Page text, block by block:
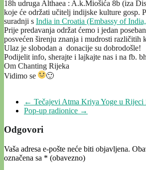
18h udruga Althaea : A.k.Miošića 8b (iza
koje će održati učitelj indijske kulture gosp.
suradnji s India in Croatia (Embassy of
Prije predavanja održat ćemo i jedan
posvećen širenju znanja i mudrosti različitih
Ulaz je slobodan a donacije su dobrodošle!
Podijelit info, sherajte i lajkajte nas i na fb.
Om Chanting Rijeka
Vidimo se
🙂
← Tečajevi Atma Kriya Yoge u Rijeci
Pop-up radionice →
Odgovori
Vaša adresa e-pošte neće biti objavljena.
označena sa * (obavezno)